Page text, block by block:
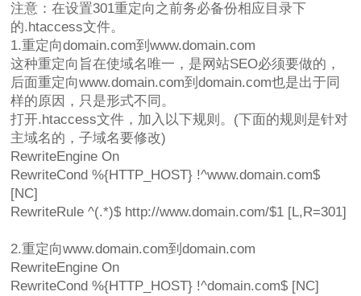
注意：在设置301重定向之前务必备份相应目录下
的.htaccess文件。
1.重定向domain.com到www.domain.com
这种重定向旨在使域名唯一，是网站SEO必须要做的，
后面重定向www.domain.com到domain.com也是出于同
样的原因，只是形式不同。
打开.htaccess文件，加入以下规则。(下面的规则是针对
主域名的，子域名要修改)
RewriteEngine On
RewriteCond %{HTTP_HOST} !^www.domain.com$
[NC]
RewriteRule ^(.*)$ http://www.domain.com/$1 [L,R=301]
2.重定向www.domain.com到domain.com
RewriteEngine On
RewriteCond %{HTTP_HOST} !^domain.com$ [NC]